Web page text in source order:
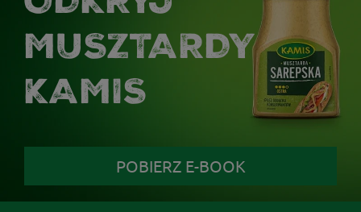
MUSZTARDY
KAMIS
POBIERZ E-BOOK